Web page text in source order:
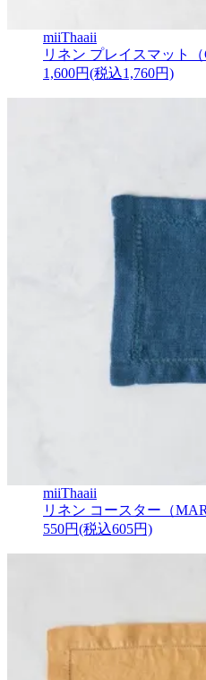
miiThaaii
リネン プレイスマット
1,600円(税込1,760円)
miiThaaii
リネン コースター（
550円(税込605円)